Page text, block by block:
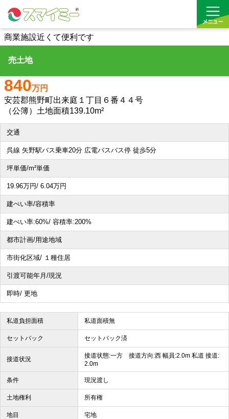
借りる
買う
お気に入り
商業施設近くて便利です
売土地
840万円
安芸郡熊野町出来庭１丁目６番４４号
（公簿）土地面積139.10m²
交通
呉線 矢野駅バス乗車20分 広電バスバス停 徒歩5分
坪単価/m²単価
19.96万円/ 6.04万円
建ぺい率/容積率
建ぺい率:60%/ 容積率:200%
都市計画/用途地域
市街化区域/ １種住居
引渡可能年月/現況
即時/ 更地
私道負担面積 私道面積無
セットバック セットバック済
接道状況
接道状態:一方 接道方向:西 幅員:2.0m 私道 接道:
2.0m
条件 現況渡し
土地権利 所有権
地目 宅地